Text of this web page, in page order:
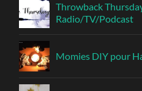
Throwback
Radio/TV/Podcast
Momies DIY pour